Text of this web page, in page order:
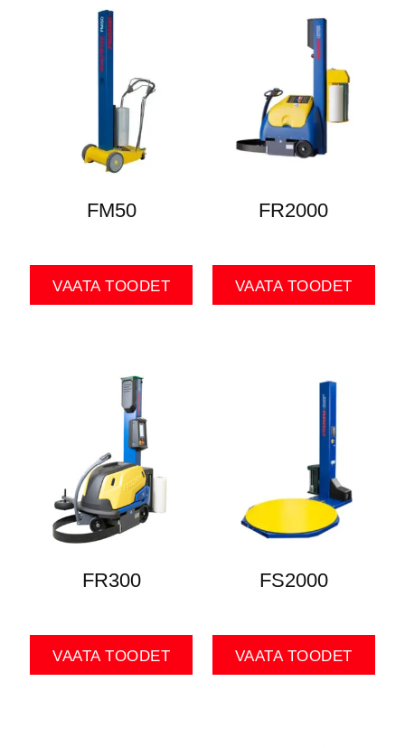
FM50
VAATA TOODET
FR2000
VAATA TOODET
FR300
VAATA TOODET
FS2000
VAATA TOODET